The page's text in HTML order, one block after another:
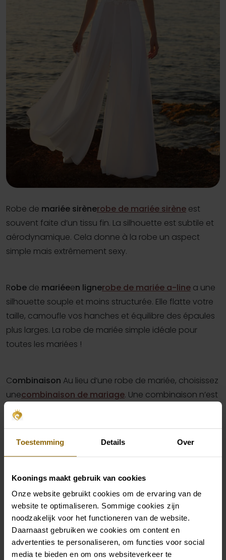
Toestemming Details Over
Koonings maakt gebruik van cookies
Onze website gebruikt cookies om de ervaring van de
website te optimaliseren. Sommige cookies zijn
noodzakelijk voor het functioneren van de website.
Daarnaast gebruiken we cookies om content en
advertenties te personaliseren, om functies voor social
media te bieden en om ons websiteverkeer te
Robe de mariée sirènerobe de mariée sirène est
souvent faite d’un tissu fin. La silhouette est subtile et
aérodynamique. Cela donne à la robe un aspect
simple mais extrêmement sexy.
Robe de mariéeen lignerobe de mariée a-line a une
silhouette souple et moins structurée. Elle flatte votre
taille, camoufle vos hanches et équilibre des épaules
plus larges. La robe de mariée simple idéale pour
toutes les mariées !
Combinaison Au lieu d’une robe de mariée, choisissez
unecombinaison de mariage. Une combinaison n’est
souvent pas aussi lourde et ample qu’une robe de
mariée. La tenue de mariée est plus facile à porter, a
un aspect plus simple et est facilement réutilisable
Prenez rendez-vous
Les avantages d’une robe de
mariée simple
Moins, c’est mieux. Une robe de mariée simple